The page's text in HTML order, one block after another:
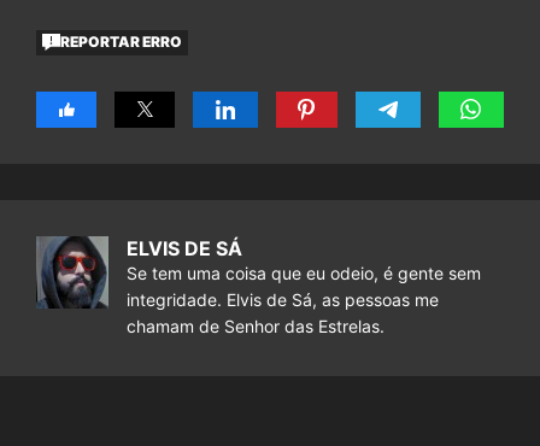
REPORTAR ERRO
ELVIS DE SÁ
Se tem uma coisa que eu odeio, é gente sem
integridade. Elvis de Sá, as pessoas me
chamam de Senhor das Estrelas.